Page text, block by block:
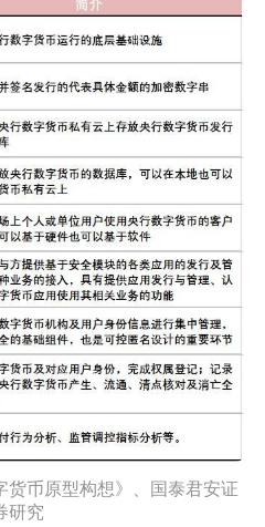
币原型构想》、国泰君安证
研究